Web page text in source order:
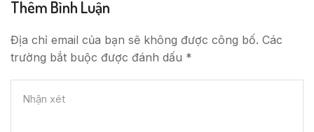
Thêm Bình Luận
Địa chỉ email của bạn sẽ không được công bố. Các
trường bắt buộc được đánh dấu *